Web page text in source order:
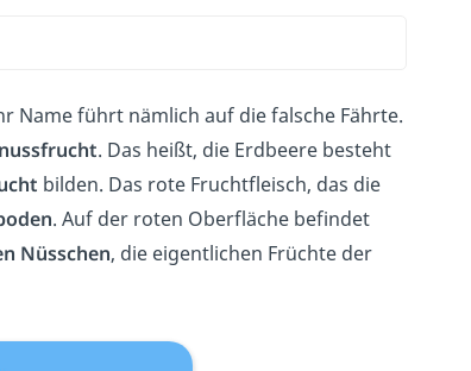
Name führt nämlich auf die falsche Fährte.
. Das heißt, die Erdbeere besteht
bilden. Das rote Fruchtfleisch, das die
. Auf der roten Oberfläche befindet
Nüsschen, die eigentlichen Früchte der